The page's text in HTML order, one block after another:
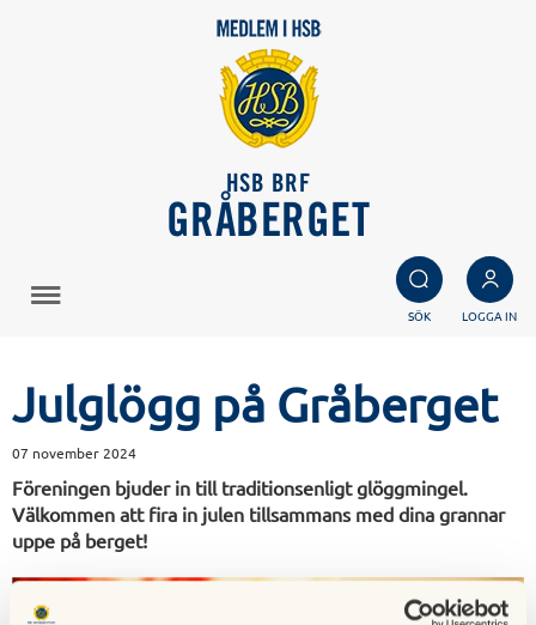
HSB BRF
GRÅBERGET
SÖK LOGGA IN
Julglögg på Gråberget
07 november 2024
Föreningen bjuder in till traditionsenligt glöggmingel.
Välkommen att fira in julen tillsammans med dina grannar
uppe på berget!